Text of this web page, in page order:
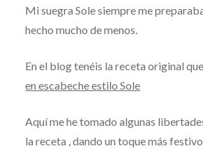
Mi suegra Sole siempre me
hecho mucho de menos.
En el blog tenéis la receta original
en escabeche estilo Sole
Aquí me he tomado algunas
la receta , dando un toque más